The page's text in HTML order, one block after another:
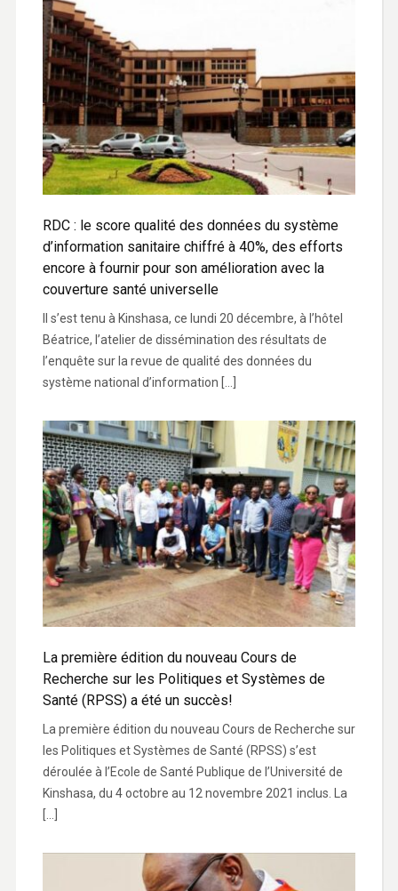
RDC : le score qualité des données du système
d’information sanitaire chiffré à 40%, des efforts
encore à fournir pour son amélioration avec la
couverture santé universelle
Il s’est tenu à Kinshasa, ce lundi 20 décembre, à l’hôtel
Béatrice, l’atelier de dissémination des résultats de
l’enquête sur la revue de qualité des données du
système national d’information […]
La première édition du nouveau Cours de
Recherche sur les Politiques et Systèmes de
Santé (RPSS) a été un succès!
La première édition du nouveau Cours de Recherche sur
les Politiques et Systèmes de Santé (RPSS) s’est
déroulée à l’Ecole de Santé Publique de l’Université de
Kinshasa, du 4 octobre au 12 novembre 2021 inclus. La